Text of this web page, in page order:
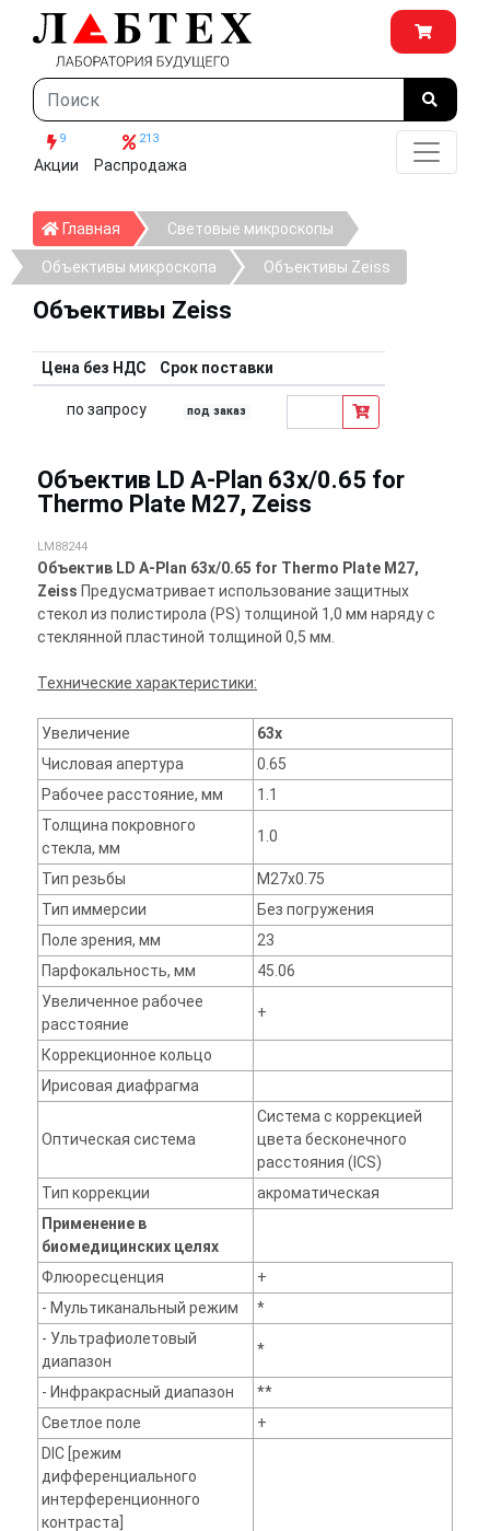
9
Акции
213
Распродажа
Главная ГлавнаяСветовые микроскопы
Объективы микроскопа Объективы Zeiss
Объективы Zeiss
Цена без НДС Срок поставки
по запросу под заказ
Объектив LD A-Plan 63x/0.65 for
Thermo Plate M27, Zeiss
LM88244
Объектив LD A-Plan 63x/0.65 for Thermo Plate M27,
Zeiss Предусматривает использование защитных
стекол из полистирола (PS) толщиной 1,0 мм наряду с
стеклянной пластиной толщиной 0,5 мм.
Технические характеристики:
Увеличение
63x
Числовая апертура
0.65
Рабочее расстояние, мм
1.1
Толщина покровного
стекла, мм
1.0
Тип резьбы
M27x0.75
Тип иммерсии
Без погружения
Поле зрения, мм
23
Парфокальность, мм
45.06
Увеличенное рабочее
расстояние
+
Коррекционное кольцо
Ирисовая диафрагма
Оптическая система
Система с коррекцией
цвета бесконечного
расстояния (ICS)
Тип коррекции
акроматическая
Применение в
биомедицинских целях
Флюоресценция
+
- Мультиканальный режим
*
- Ультрафиолетовый
диапазон
*
- Инфракрасный диапазон
**
Светлое поле
+
DIC [режим
дифференциального
интерференционного
контраста]